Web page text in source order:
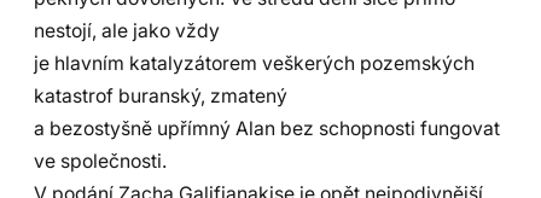
nestojí, ale jako vždy
je hlavním katalyzátorem veškerých pozemských
katastrof buranský, zmatený
a bezostyšně upřímný Alan bez schopnosti fungovat
ve společnosti.